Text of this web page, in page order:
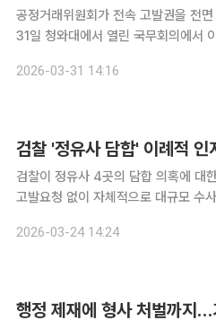
공정거래위원회가 전속 고발권을 전면 폐지하는 방안을
31일 청와대에서 열린 국무회의에서
2026-03-31 14:16
검찰 '정유사 담합' 이례적
검찰이 정유사 4곳의 담합 의혹에 대
고발요청 없이 자체적으로 대규모 수
일 법조계에 따르면 서울중앙지검 공
2026-03-24 14:24